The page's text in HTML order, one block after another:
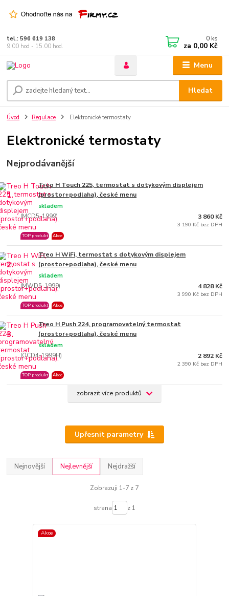
Menu
Hledat
tel.: 596 619 138
9.00 hod - 15.00 hod.
0 ks
za 0,00 Kč
Úvod Regulace Elektronické termostaty
Elektronické termostaty
Nejprodávanější
1.
Treo H Touch 225, termostat s dotykovým displejem
(prostor+podlaha), české menu
(MCD5-1999)
skladem
TOP produkt Akce
3 860 Kč
3 190 Kč bez DPH
2.
Treo H WiFi, termostat s dotykovým displejem
(prostor+podlaha), české menu
(MWD5-1999)
skladem
TOP produkt Akce
4 828 Kč
3 990 Kč bez DPH
3.
Treo H Push 224, programovatelný termostat
(prostor+podlaha), české menu
(OCD4-1999H)
skladem
TOP produkt Akce
2 892 Kč
2 390 Kč bez DPH
zobrazit více produktů
Upřesnit parametry
Nejnovější Nejlevnější Nejdražší
Zobrazuji 1-7 z 7
strana z 1
Akce